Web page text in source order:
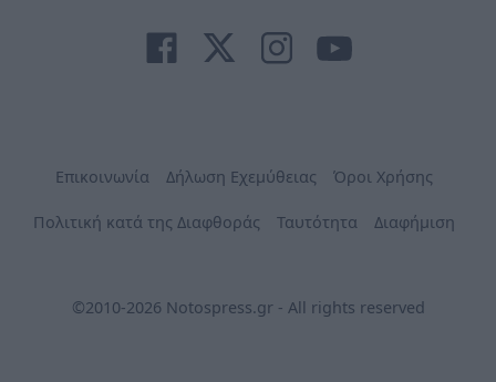
Επικοινωνία Δήλωση Εχεμύθειας Όροι Χρήσης
Πολιτική κατά της Διαφθοράς Ταυτότητα Διαφήμιση
©2010-2026 Notospress.gr - All rights reserved